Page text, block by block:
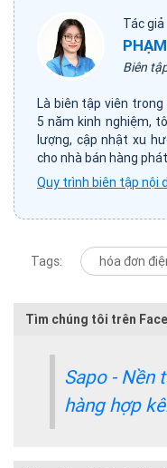
Tác giả
Biên
Là biên tập viên
5 năm kinh nghiệm,
lượng, cập nhật xu
cho nhà bán hàng
Quy trình biên tập nội
Tags: hóa đơn
Tìm chúng tôi trên
Sapo - Nền
hàng hợp